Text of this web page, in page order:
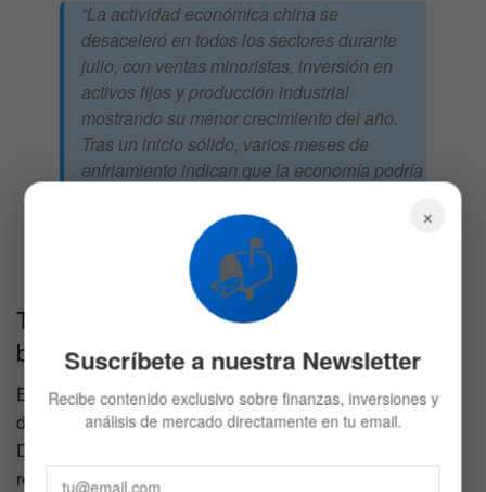
“La actividad económica china se
desaceleró en todos los sectores durante
julio, con ventas minoristas, inversión en
activos fijos y producción industrial
mostrando su menor crecimiento del año.
Tras un inicio sólido, varios meses de
enfriamiento indican que la economía podría
ING Economics,
Tensiones políticas y estabilidad en los
bonos
En Europa, los mercados tuvieron un comportamiento
dispar a la espera de una reunión entre el expresidente
Donald Trump y el presidente ruso Vladimir Putin, cuyo
resultadopodría tener implicancias para el rumbo del
×
📬
Suscríbete a nuestra Newsletter
Recibe contenido exclusivo sobre finanzas, inversiones y
análisis de mercado directamente en tu email.